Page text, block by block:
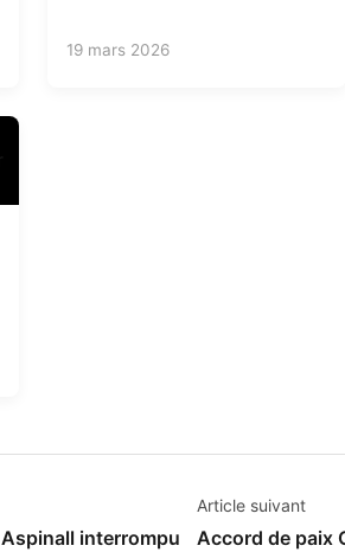
19 mars 2026
interrompu
Article suivant
Accord de paix